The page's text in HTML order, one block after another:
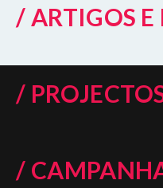
/ ARTIGOS
/
/